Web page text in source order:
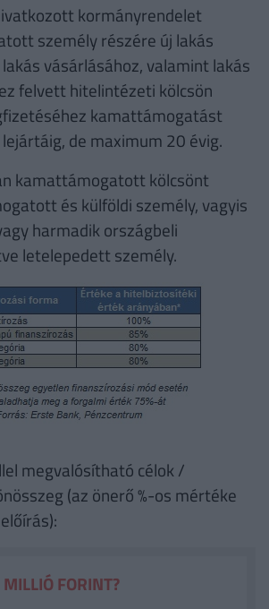
kormányrendelet
személy részére új lakás
vásárlásához, valamint lakás
felvett hitelintézeti kölcsön
kamattámogatást
de maximum 20 évig.
kamattámogatott kölcsönt
és külföldi személy, vagyis
harmadik országbeli
letelepedett személy.
megvalósítható célok /
(az önerő %-os mértéke
FORINT?